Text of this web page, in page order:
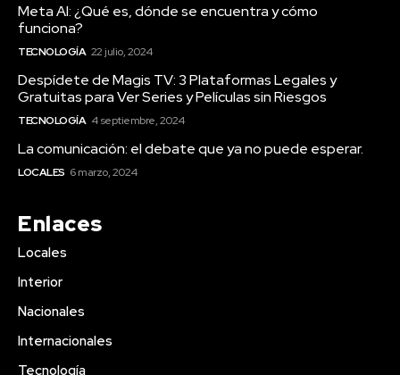
Meta AI: ¿Qué es, dónde se encuentra y cómo
funciona?
TECNOLOGÍA 22 julio, 2024
Despídete de Magis TV: 3 Plataformas Legales y
Gratuitas para Ver Series y Películas sin Riesgos
TECNOLOGÍA 4 septiembre, 2024
La comunicación: el debate que ya no puede esperar.
LOCALES 6 marzo, 2024
Enlaces
Locales
Interior
Nacionales
Internacionales
Tecnología